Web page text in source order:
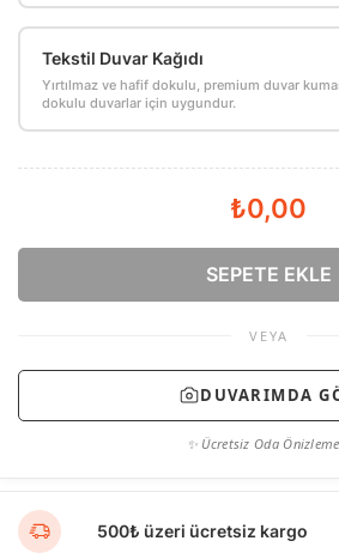
Tekstil Duvar Kağıdı
Yırtılmaz ve hafif dokulu, premium duvar
dokulu duvarlar için uygundur.
₺0,00
SEPETE EKLE
VEYA
DUVARIMDA
✨ Ücretsiz Oda
500₺ üzeri ücretsiz kargo